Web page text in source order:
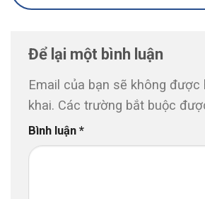
Để lại một bình luận
Email của bạn sẽ không được
khai. Các trường bắt buộc
Bình luận *